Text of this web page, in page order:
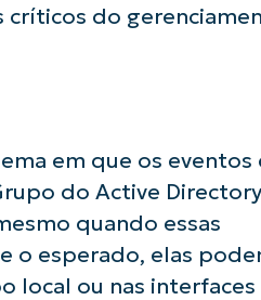
críticos do
em que os eventos
do Active Directory
quando essas
o esperado, elas
local ou nas interfaces